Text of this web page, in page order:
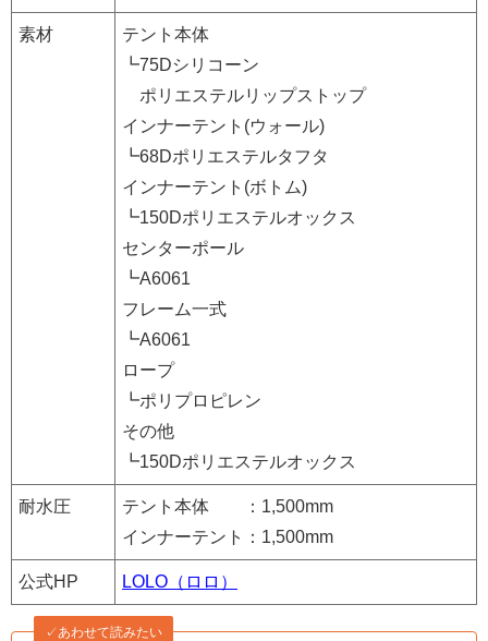
素材
テント本体
┗75Dシリコーン
ポリエステルリップストップ
インナーテント(ウォール)
┗68Dポリエステルタフタ
インナーテント(ボトム)
┗150Dポリエステルオックス
センターポール
┗A6061
フレーム一式
┗A6061
ロープ
┗ポリプロピレン
その他
┗150Dポリエステルオックス
耐水圧
テント本体 ：1,500mm
インナーテント：1,500mm
公式HP LOLO（ロロ）
✓あわせて読みたい